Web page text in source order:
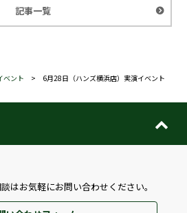
記事一覧
ベント > 6月28日（ハンズ横浜店）実演イベント
はお気軽にお問い合わせください。